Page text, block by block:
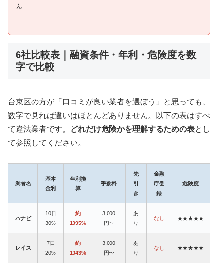
ん
6社比較表｜融資条件・年利・危険度を数
字で比較
台東区の方が「口コミが良い業者を選ぼう」と思っても、
数字で見れば違いはほとんどありません。以下の表はすべ
て違法業者です。
どれだけ危険かを理解するための表とし
て参照してください。
業者名
基本
金利
年利換
算
手数料
先
引
き
金融
庁登
録
危険度
ハナビ
10日
30%
約
1095%
3,000
円〜
あ
り
なし ★★★★★
レイス
7日
20%
約
1043%
3,000
円〜
あ
り
なし ★★★★★